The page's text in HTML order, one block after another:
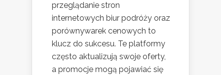
przeglądanie stron
internetowych biur podróży oraz
porównywarek cenowych to
klucz do sukcesu. Te platformy
często aktualizują swoje oferty,
a promocje mogą pojawiać się